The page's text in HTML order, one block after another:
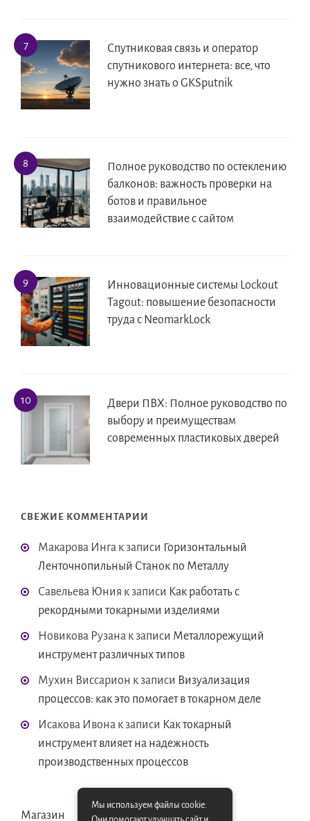
Спутниковая связь и оператор
спутникового интернета: все, что
нужно знать о GKSputnik
Полное руководство по остеклению
балконов: важность проверки на
ботов и правильное
взаимодействие с сайтом
Инновационные системы Lockout
Tagout: повышение безопасности
труда с NeomarkLock
Двери ПВХ: Полное руководство по
выбору и преимуществам
современных пластиковых дверей
СВЕЖИЕ КОММЕНТАРИИ
Макарова Инга к записи Горизонтальный
Ленточнопильный Станок по Металлу
Савельева Юния к записи Как работать с
рекордными токарными изделиями
Новикова Рузана к записи Металлорежущий
инструмент различных типов
Мухин Виссарион к записи Визуализация
процессов: как это помогает в токарном деле
Исакова Ивона к записи Как токарный
инструмент влияет на надежность
производственных процессов
Магазин
Мы используем файлы cookie.